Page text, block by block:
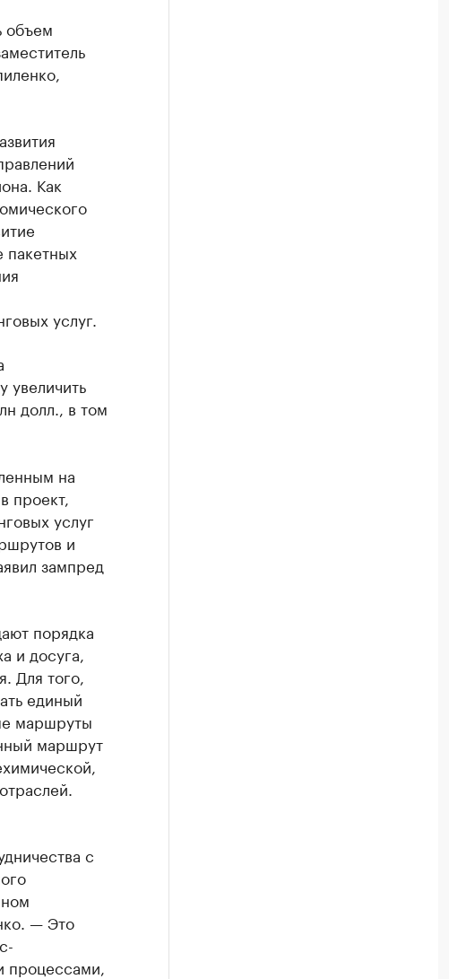
объем
Как
услуг.
увеличить
долл., в том
на
проект,
услуг
и
зампред
порядка
и досуга,
Для того,
единый
маршруты
маршрут
с
— Это
процессами,